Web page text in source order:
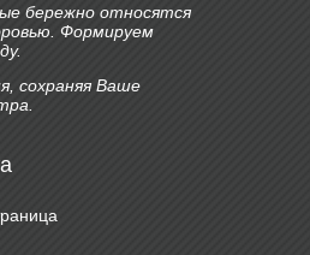
система
статус
бережно относятся
Формируем
сохраняя Ваше